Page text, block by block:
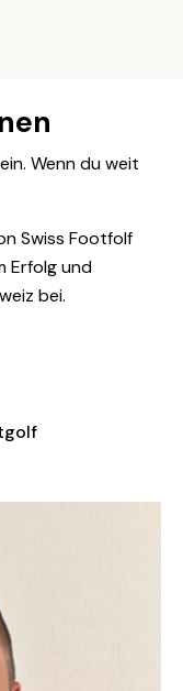
Wenn du weit
Swiss Footfolf
Erfolg und
bei.